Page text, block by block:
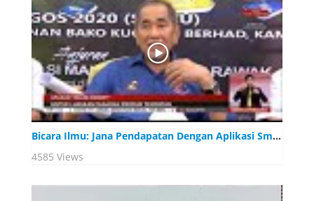
Bicara Ilmu: Jana Pendapatan Dengan Aplikasi Smart Phone
4585 Views